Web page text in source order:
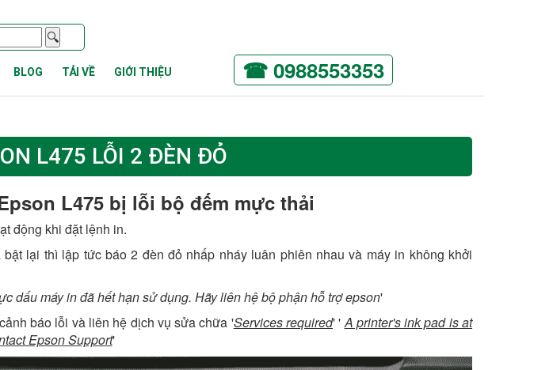
🔍
BLOG TẢI VỀ GIỚI THIỆU ☎ 0988553353
L475 LỖI 2 ĐÈN ĐỎ
L475 bị lỗi bộ đếm mực thải
động khi đặt lệnh in.
lại thì lập tức báo 2 đèn đỏ nhấp nháy luân phiên nhau và máy in không khởi
dấu máy in đã hết hạn sử dụng. Hãy liên hệ bộ phận hỗ trợ epson'
báo lỗi và liên hệ dịch vụ sửa chữa 'Services required' 'A printer's ink pad is at
Epson Support'